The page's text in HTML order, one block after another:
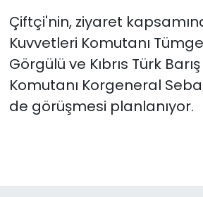
Çiftçi'nin, ziyaret
Kuvvetleri Komutanı
Görgülü ve Kıbrıs Türk
Komutanı Korgeneral
de görüşmesi planlanıyor.